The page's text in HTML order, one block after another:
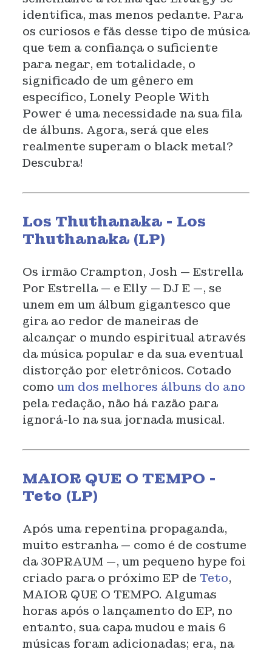
identifica, mas menos pedante. Para
os curiosos e fãs desse tipo de música
que tem a confiança o suficiente
para negar, em totalidade, o
significado de um gênero em
específico, Lonely People With
Power é uma necessidade na sua fila
de álbuns. Agora, será que eles
realmente superam o black metal?
Descubra!
Los Thuthanaka - Los
Thuthanaka (LP)
Os irmão Crampton, Josh — Estrella
Por Estrella — e Elly — DJ E —, se
unem em um álbum gigantesco que
gira ao redor de maneiras de
alcançar o mundo espiritual através
da música popular e da sua eventual
distorção por eletrônicos. Cotado
como um dos melhores álbuns do ano
pela redação, não há razão para
ignorá-lo na sua jornada musical.
MAIOR QUE O TEMPO -
Teto (LP)
Após uma repentina propaganda,
muito estranha — como é de costume
da 30PRAUM —, um pequeno hype foi
criado para o próximo EP de Teto,
MAIOR QUE O TEMPO. Algumas
horas após o lançamento do EP, no
entanto, sua capa mudou e mais 6
músicas foram adicionadas; era, na